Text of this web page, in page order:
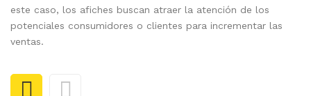
eco-promocionales
Facturas Corporativas
este caso, los afiches buscan atraer la atención de los
potenciales consumidores o clientes para incrementar las
ventas.